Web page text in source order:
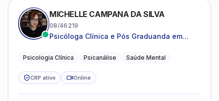
MICHELLE CAMPANA DA SILVA
08/46219
Psicóloga Clínica e Pós Graduanda em
Psicologia Clínica Psicanálise Saúde Mental
CRP ativo Online